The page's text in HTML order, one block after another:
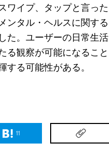
ワイプ、タップと言った
ンタル・ヘルスに関する
た。ユーザーの日常生活
る観察が可能になること
する可能性がある。
11